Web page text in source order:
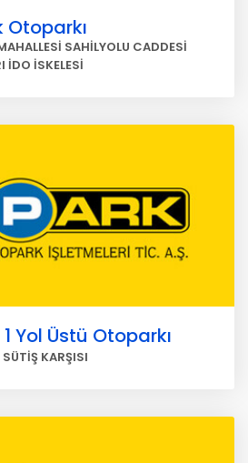
Otoparkı
SAHİLYOLU CADDESİ
İDO İSKELESİ
Yol Üstü Otoparkı
KARŞISI